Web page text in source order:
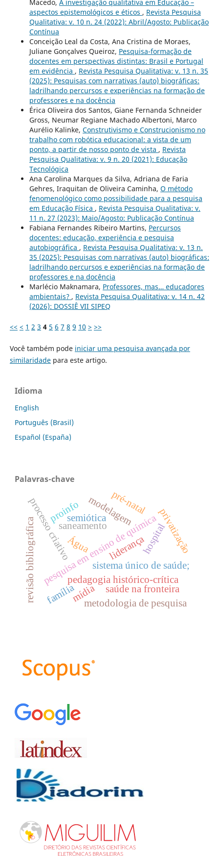
Macedo, A investigação qualitativa em Educação –
aspectos epistemológicos e éticos , Revista Pesquisa
Qualitativa: v. 10 n. 24 (2022): Abril/Agosto: Publicação
Contínua
Conceição Leal da Costa, Ana Cristina de Moraes,
Juliane Gonçalves Queiroz, Pesquisa-formação de
docentes em perspectivas distintas: Brasil e Portugal
em evidência , Revista Pesquisa Qualitativa: v. 13 n. 35
(2025): Pesquisas com narrativas (auto) biográficas:
ladrilhando percursos e experiências na formação de
professores e na docência
Érica Oliveira dos Santos, Giane Fernanda Schneider
Gross, Neumar Regiane Machado Albertoni, Marco
Aurélio Kalinke, Construtivismo e Construcionismo no
trabalho com robótica educacional: a vista de um
ponto, a partir de nosso ponto de vista , Revista
Pesquisa Qualitativa: v. 9 n. 20 (2021): Educação
Tecnológica
Ana Carolina Marques da Silva, Adriana de Faria
Gehres, Iraquitan de Oliveira Caminha, O método
fenomenológico como possibilidade para a pesquisa
em Educação Física , Revista Pesquisa Qualitativa: v.
11 n. 27 (2023): Maio/Agosto: Publicação Contínua
Fabiana Fernandes Ribeiro Martins, Percursos
docentes: educação, experiência e pesquisa
autobiográfica , Revista Pesquisa Qualitativa: v. 13 n.
35 (2025): Pesquisas com narrativas (auto) biográficas:
ladrilhando percursos e experiências na formação de
professores e na docência
Marlécio Maknamara, Professores, mas… educadores
ambientais? , Revista Pesquisa Qualitativa: v. 14 n. 42
(2026): DOSSIÊ VII SIPEQ
<< < 1 2 3 4 5 6 7 8 9 10 > >>
Você também pode iniciar uma pesquisa avançada por
similaridadepara este artigo.
Idioma
English
Português (Brasil)
Español (España)
Palavras-chave
pesquisa em ensino de química
saneamento
sistema único de saúde;
pedagogia histórico-crítica
revisão bibliográfica
processo criativo modelagem privatização
Água
mídia
proinfo
liderançahospital
metodologia de pesquisa
semiótica
pré-natal
saúde na fronteira
família